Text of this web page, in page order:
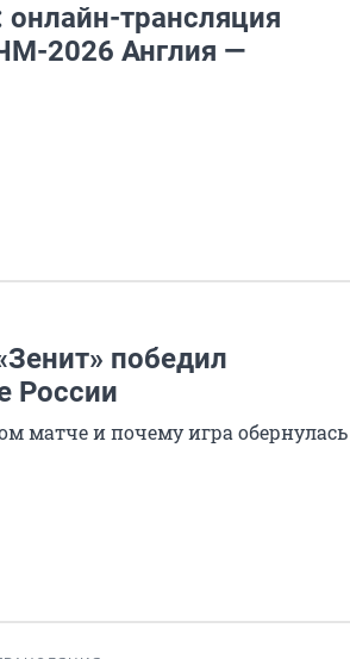
трансляция
2026 Англия —
победил
России
матче и почему игра обернулась